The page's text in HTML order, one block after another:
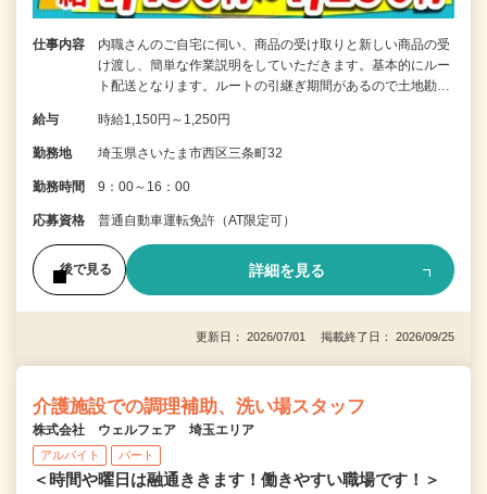
仕事内容
内職さんのご自宅に伺い、商品の受け取りと新しい商品の受
け渡し、簡単な作業説明をしていただきます。基本的にルー
ト配送となります。ルートの引継ぎ期間があるので土地勘…
給与 時給1,150円～1,250円
勤務地 埼玉県さいたま市西区三条町32
勤務時間 9：00～16：00
応募資格 普通自動車運転免許（AT限定可）
後で見る 詳細を見る
更新日： 2026/07/01 掲載終了日： 2026/09/25
介護施設での調理補助、洗い場スタッフ
株式会社 ウェルフェア 埼玉エリア
アルバイト パート
＜時間や曜日は融通ききます！働きやすい職場です！＞